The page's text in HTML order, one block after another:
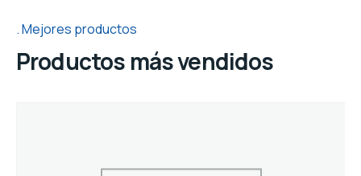
Mejores productos
Productos más vendidos